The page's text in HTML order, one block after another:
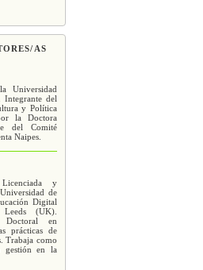
AS
Universidad
del
y Política
la Doctora
del Comité
Naipes.
y
de
Digital
(UK).
Doctoral en
prácticas de
Trabaja como
gestión en la